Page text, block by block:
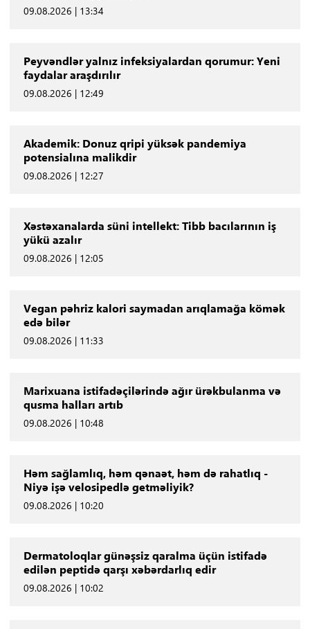
09.08.2026 | 13:34
Peyvəndlər yalnız infeksiyalardan qorumur: Yeni
faydalar araşdırılır
09.08.2026 | 12:49
Akademik: Donuz qripi yüksək pandemiya
potensialına malikdir
09.08.2026 | 12:27
Xəstəxanalarda süni intellekt: Tibb bacılarının iş
yükü azalır
09.08.2026 | 12:05
Vegan pəhriz kalori saymadan arıqlamağa kömək
edə bilər
09.08.2026 | 11:33
Marixuana istifadəçilərində ağır ürəkbulanma və
qusma halları artıb
09.08.2026 | 10:48
Həm sağlamlıq, həm qənaət, həm də rahatlıq -
Niyə işə velosipedlə getməliyik?
09.08.2026 | 10:20
Dermatoloqlar günəşsiz qaralma üçün istifadə
edilən peptidə qarşı xəbərdarlıq edir
09.08.2026 | 10:02